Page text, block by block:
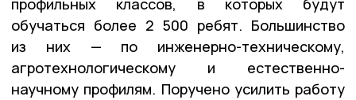
профильных классов, в которых будут
обучаться более 2 500 ребят. Большинство
из них — по инженерно-техническому,
агротехнологическому и естественно-
научному профилям. Поручено усилить работу